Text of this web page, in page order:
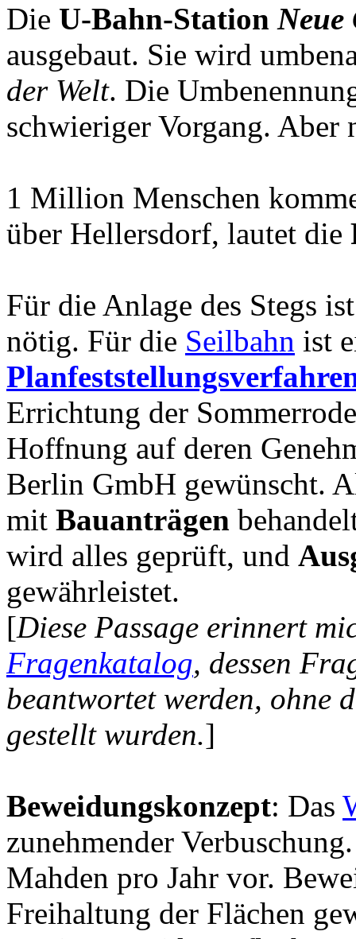
Die U-Bahn-Station Neue
ausgebaut. Sie wird
der Welt. Die
schwieriger Vorgang. Aber
1 Million Menschen
über Hellersdorf, lautet die
Für die Anlage des Stegs
nötig. Für die Seilbahn ist
Errichtung der
Hoffnung auf deren
Berlin GmbH gewünscht.
mit Bauanträgen
wird alles geprüft, und
gewährleistet.
[Diese Passage erinnert
Fragenkatalog, dessen
beantwortet werden, ohne
gestellt wurden.]
Beweidungskonzept: Das
zunehmender
Mahden pro Jahr vor.
Freihaltung der Flächen